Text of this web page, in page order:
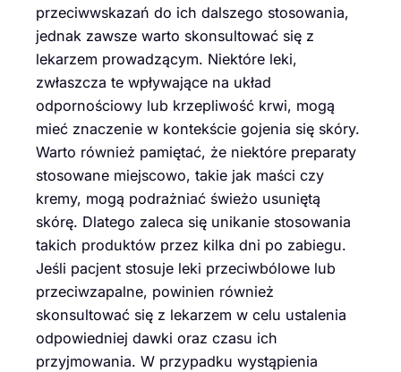
przeciwwskazań do ich dalszego stosowania,
jednak zawsze warto skonsultować się z
lekarzem prowadzącym. Niektóre leki,
zwłaszcza te wpływające na układ
odpornościowy lub krzepliwość krwi, mogą
mieć znaczenie w kontekście gojenia się skóry.
Warto również pamiętać, że niektóre preparaty
stosowane miejscowo, takie jak maści czy
kremy, mogą podrażniać świeżo usuniętą
skórę. Dlatego zaleca się unikanie stosowania
takich produktów przez kilka dni po zabiegu.
Jeśli pacjent stosuje leki przeciwbólowe lub
przeciwzapalne, powinien również
skonsultować się z lekarzem w celu ustalenia
odpowiedniej dawki oraz czasu ich
przyjmowania. W przypadku wystąpienia